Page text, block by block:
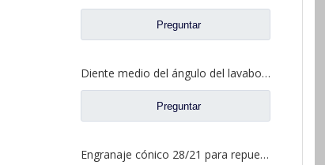
Preguntar
Diente medio del ángulo del lavabo del puente para los recambios AZ9981320154 del camión de Sinotruk Howo AC16
Preguntar
Engranaje cónico 28/21 para repuestos de camiones North Benz Beiben A3463502939